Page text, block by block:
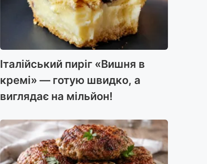
Італійський пиріг «Вишня в
кремі» — готую швидко, а
виглядає на мільйон!